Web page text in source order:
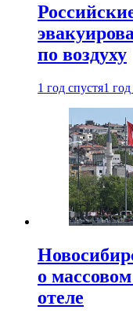
по воздуху
1 год спустя1
о
отеле